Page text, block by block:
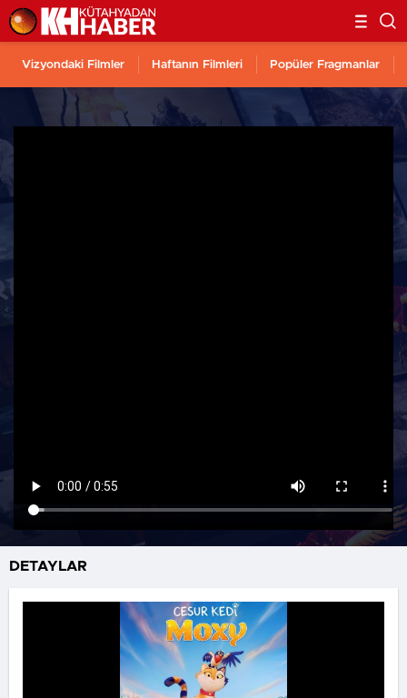
Vizyondaki Filmler Haftanın Filmleri Popüler Fragmanlar
DETAYLAR